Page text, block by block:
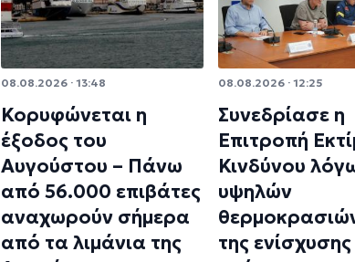
08.08.2026 · 13:48
Κορυφώνεται η
έξοδος του
Αυγούστου – Πάνω
από 56.000 επιβάτες
αναχωρούν σήμερα
από τα λιμάνια της
08.08.2026 · 12:25
Συνεδρίασε η
Επιτροπή
Κινδύνου
υψηλών
της